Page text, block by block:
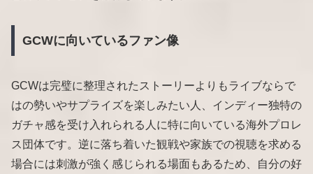
GCWに向いているファン像
GCWは完璧に整理されたストーリーよりもライブならで
はの勢いやサプライズを楽しみたい人、インディー独特の
ガチャ感を受け入れられる人に特に向いている海外プロレ
ス団体です。逆に落ち着いた観戦や家族での視聴を求める
場合には刺激が強く感じられる場面もあるため、自分の好